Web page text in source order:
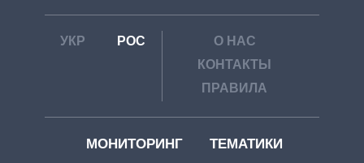
УКР РОС
О НАС
КОНТАКТЫ
ПРАВИЛА
МОНИТОРИНГ ТЕМАТИКИ